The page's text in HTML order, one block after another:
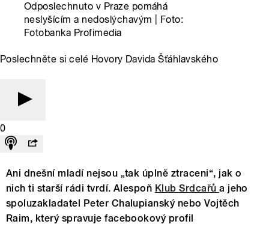
Odposlechnuto v Praze pomáhá
neslyšícím a nedoslýchavým | Foto:
Fotobanka Profimedia
Poslechněte si celé Hovory Davida Šťáhlavského
0
Ani dnešní mladí nejsou „tak úplně ztraceni“, jak o
nich ti starší rádi tvrdí. Alespoň Klub Srdcařůa jeho
spoluzakladatel Peter Chalupianský nebo Vojtěch
Raim, který spravuje facebookový profil